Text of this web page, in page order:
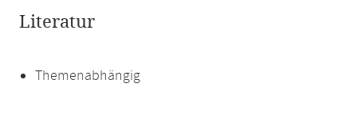
Literatur
Themenabhängig